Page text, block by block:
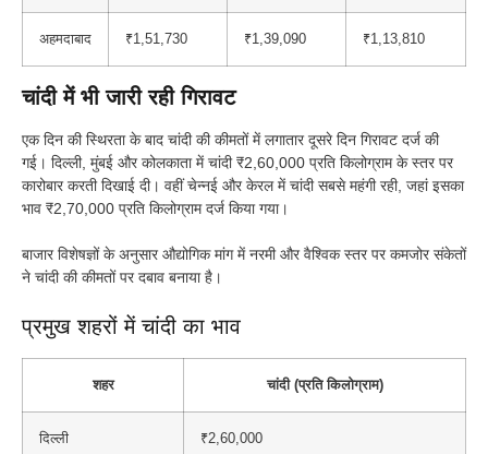
अहमदाबाद ₹1,51,730 ₹1,39,090 ₹1,13,810
चांदी में भी जारी रही गिरावट
एक दिन की स्थिरता के बाद चांदी की कीमतों में लगातार दूसरे दिन गिरावट दर्ज की
गई। दिल्ली, मुंबई और कोलकाता में चांदी ₹2,60,000 प्रति किलोग्राम के स्तर पर
कारोबार करती दिखाई दी। वहीं चेन्नई और केरल में चांदी सबसे महंगी रही, जहां इसका
भाव ₹2,70,000 प्रति किलोग्राम दर्ज किया गया।
बाजार विशेषज्ञों के अनुसार औद्योगिक मांग में नरमी और वैश्विक स्तर पर कमजोर संकेतों
ने चांदी की कीमतों पर दबाव बनाया है।
प्रमुख शहरों में चांदी का भाव
शहर चांदी (प्रति किलोग्राम)
दिल्ली ₹2,60,000